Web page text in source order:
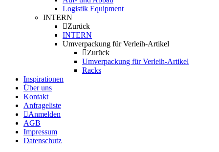
Logistik Equipment
INTERN
Zurück
INTERN
Umverpackung für Verleih-Artikel
Zurück
Umverpackung für Verleih-Artikel
Racks
Inspirationen
Über uns
Kontakt
Anfrageliste
Anmelden
AGB
Impressum
Datenschutz